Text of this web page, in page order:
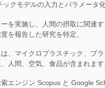
ックモデルの入力とパラメータ化
を実施し、人間の摂取に関連
を報告した研究を特定。
、マイクロプラスチック、プラ
人間、空気、食品が含まれます
エンジン Scopus と Google